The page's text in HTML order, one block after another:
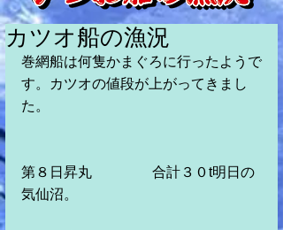
カツオ船の漁況
巻網船は何隻かまぐろに行ったようで
す。カツオの値段が上がってきまし
た。
第８日昇丸　　　　 合計３０t明日の
気仙沼。